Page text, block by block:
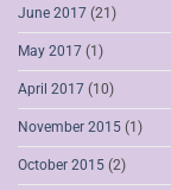
June 2017 (21)
May 2017 (1)
April 2017 (10)
November 2015 (1)
October 2015 (2)